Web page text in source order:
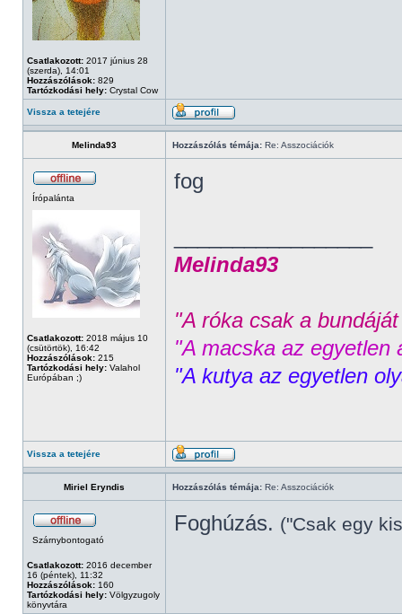
Csatlakozott: 2017 június 28
(szerda), 14:01
Hozzászólások: 829
Tartózkodási hely: Crystal Cow
Vissza a tetejére
Melinda93 Hozzászólás témája: Re: Asszociációk
Írópalánta
Csatlakozott: 2018 május 10
(csütörtök), 16:42
Hozzászólások: 215
Tartózkodási hely: Valahol
Európában ;)
fog
Melinda93
"A róka csak a
"A macska az egyetlen
"A kutya az egyetlen
Vissza a tetejére
Miriel Eryndis Hozzászólás témája: Re: Asszociációk
Szárnybontogató
Csatlakozott: 2016 december
16 (péntek), 11:32
Hozzászólások: 160
Tartózkodási hely: Völgyzugoly
könyvtára
Foghúzás. ("Csak egy